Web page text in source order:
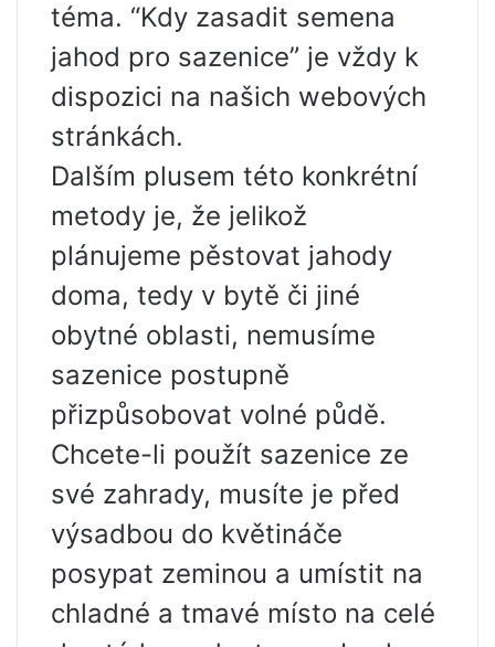
téma. “Kdy zasadit semena
jahod pro sazenice” je vždy k
dispozici na našich webových
stránkách.
Dalším plusem této konkrétní
metody je, že jelikož
plánujeme pěstovat jahody
doma, tedy v bytě či jiné
obytné oblasti, nemusíme
sazenice postupně
přizpůsobovat volné půdě.
Chcete-li použít sazenice ze
své zahrady, musíte je před
výsadbou do květináče
posypat zeminou a umístit na
chladné a tmavé místo na celé